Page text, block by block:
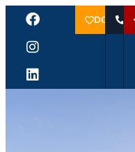
DON